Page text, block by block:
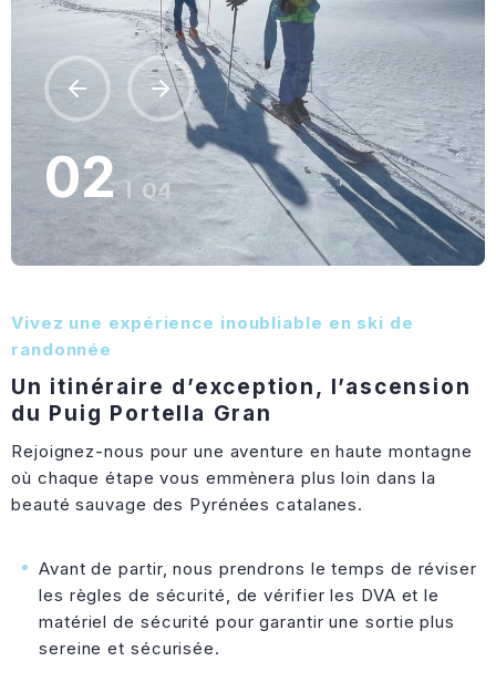
Vivez une expérience inoubliable en ski de
randonnée
Un itinéraire d’exception, l’ascension
du Puig Portella Gran
Rejoignez-nous pour une aventure en haute montagne
où chaque étape vous emmènera plus loin dans la
beauté sauvage des Pyrénées catalanes.
Avant de partir, nous prendrons le temps de réviser
les règles de sécurité, de vérifier les DVA et le
matériel de sécurité pour garantir une sortie plus
sereine et sécurisée.